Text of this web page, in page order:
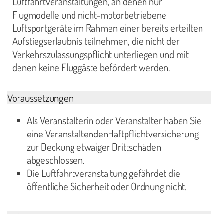
Flugmodelle und nicht-motorbetriebene
Luftsportgeräte im Rahmen einer bereits erteilten
Aufstiegserlaubnis teilnehmen, die nicht der
Verkehrszulassungspflicht unterliegen und mit
denen keine Fluggäste befördert werden.
Voraussetzungen
Als Veranstalterin oder Veranstalter haben Sie
eine VeranstaltendenHaftpflichtversicherung
zur Deckung etwaiger Drittschäden
abgeschlossen.
Die Luftfahrtveranstaltung gefährdet die
öffentliche Sicherheit oder Ordnung nicht.